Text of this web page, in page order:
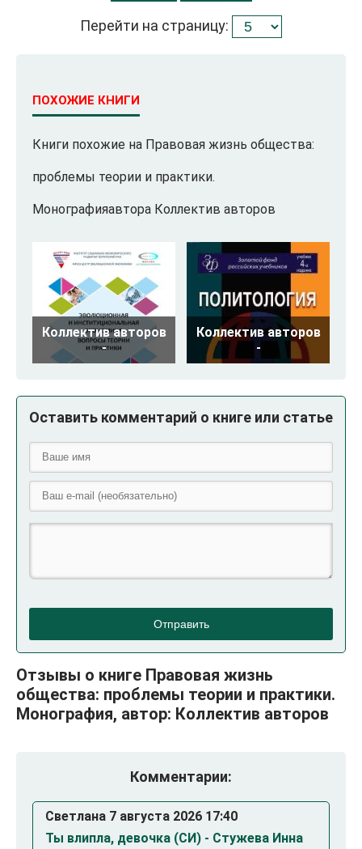
Перейти на страницу:
ПОХОЖИЕ КНИГИ
Книги похожие на Правовая жизнь общества:
проблемы теории и практики.
Монографияавтора Коллектив авторов
Коллектив авторов
-
Коллектив авторов
-
Оставить комментарий о книге или статье
Отправить
Отзывы о книге Правовая жизнь
общества: проблемы теории и практики.
Монография, автор: Коллектив авторов
Комментарии:
Светлана 7 августа 2026 17:40
Ты влипла, девочка (СИ) - Стужева Инна